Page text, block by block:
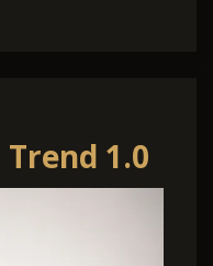
1.0